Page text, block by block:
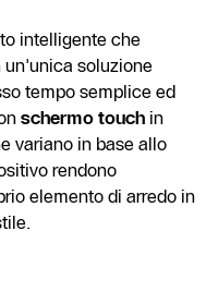
intelligente che
soluzione
tempo semplice ed
schermo touch in
variano in base allo
rendono
elemento di arredo in